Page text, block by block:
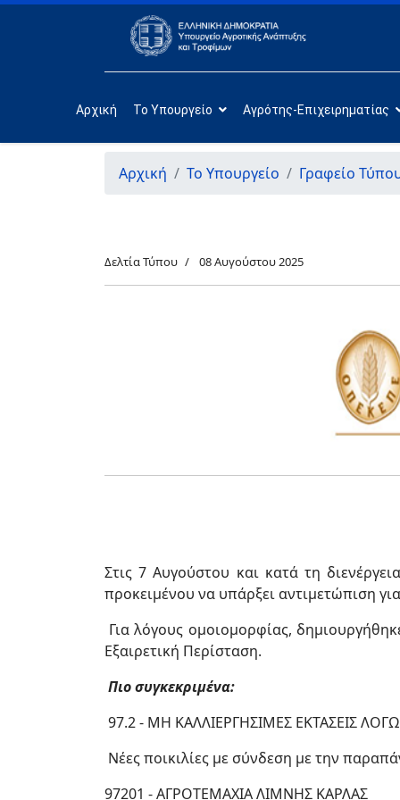
Αρχική Το Υπουργείο Αγρότης-Επιχειρηματίας
Αρχική Το Υπουργείο Γραφείο
Δελτία Τύπου 08 Αυγούστου 2025
Στις 7 Αυγούστου και κατά τη
προκειμένου να υπάρξει αντιμετώπιση
Για λόγους ομοιομορφίας,
Εξαιρετική Περίσταση.
Πιο συγκεκριμένα:
97.2 - ΜΗ ΚΑΛΛΙΕΡΓΗΣΙΜΕΣ ΕΚΤΑΣΕΙΣ
Νέες ποικιλίες με σύνδεση με την
97201 - ΑΓΡΟΤΕΜΑΧΙΑ ΛΙΜΝΗΣ ΚΑΡΛΑΣ